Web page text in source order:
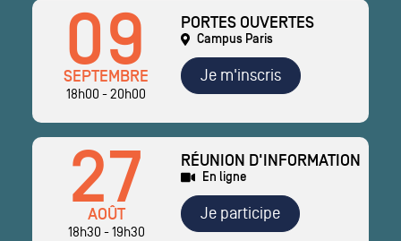
09
SEPTEMBRE
18h00 - 20h00
PORTES OUVERTES
Campus Paris
Je m'inscris
27
AOÛT
18h30 - 19h30
RÉUNION D'INFORMATION
En ligne
Je participe